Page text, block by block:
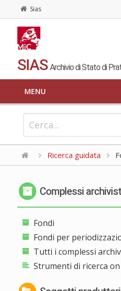
Sias
SIAS Archivio di Stato di
MENU
Ricerca guidata
Complessi
Fondi
Fondi per
Tutti i complessi
Strumenti di ricerca